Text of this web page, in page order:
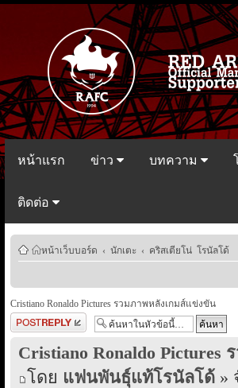
หน้าแรก ข่าว บทความ
ติดต่อ
หน้าเว็บบอร์ด ‹ นักเตะ ‹ คริสเตียโน่ โรนัลโด้
Cristiano Ronaldo Pictures รวมภาพหลังเกมส์แข่งขัน
ตอบกระทู้
Cristiano Ronaldo Pictures
โดย แฟนพันธุ์แท้โรนัลโด้ »